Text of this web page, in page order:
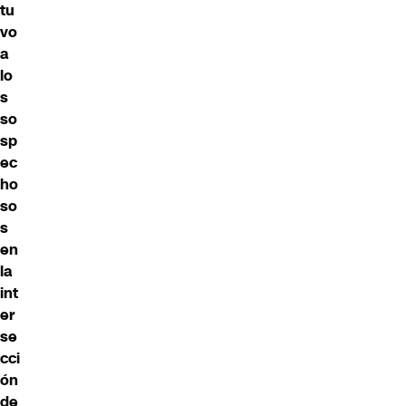
tu
vo
a
lo
s
so
sp
ec
ho
so
s
en
la
int
er
se
cci
ón
de